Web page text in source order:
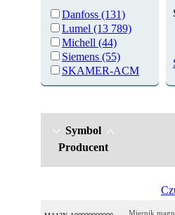
Danfoss (131)
Lumel (13 789)
Michell (44)
Siemens (55)
SKAMER-ACM (5)
SONEL (293)
Symbol
Producent
Miernik